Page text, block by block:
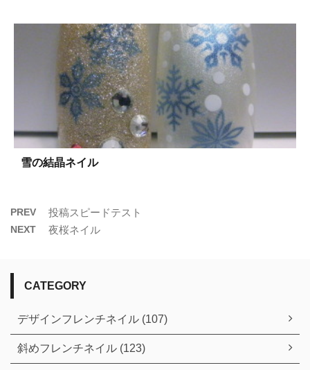
雪の結晶ネイル
PREV 投稿スピードテスト
NEXT 夜桜ネイル
CATEGORY
デザインフレンチネイル (107)
斜めフレンチネイル (123)